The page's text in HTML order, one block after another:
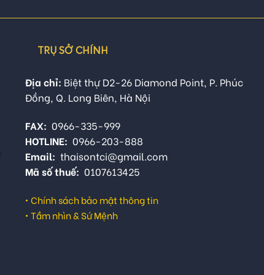
TRỤ SỞ CHÍNH
Địa chỉ: Biệt thự D2-26 Diamond Point, P. Phúc
Đồng, Q. Long Biên, Hà Nội
FAX: 0966-335-999
HOTLINE: 0966-203-888
Email: thaisontci@gmail.com
Mã số thuế: 0107613425
• Chính sách bảo mật thông tin
• Tầm nhìn & Sứ Mệnh